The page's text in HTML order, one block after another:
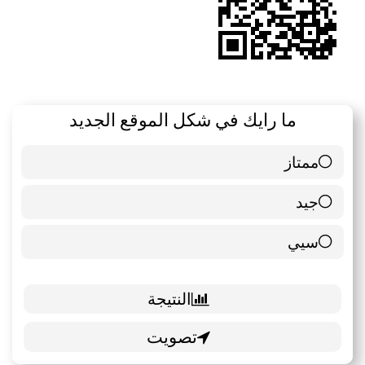
ما رايك في شكل الموقع الجديد
ممتاز
6 ( 85.71 % )
جيد
0 ( 0 % )
سيي
1 ( 14.29 % )